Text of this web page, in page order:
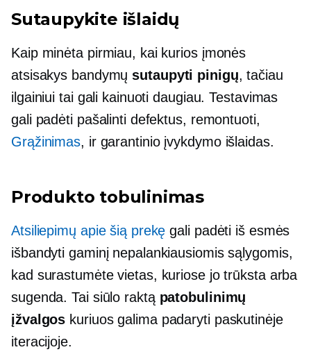
Sutaupykite išlaidų
Kaip minėta pirmiau, kai kurios įmonės
atsisakys bandymųsutaupyti pinigų, tačiau
ilgainiui tai gali kainuoti daugiau. Testavimas
gali padėti pašalinti defektus, remontuoti,
Grąžinimas, ir garantinio įvykdymo išlaidas.
Produkto tobulinimas
Atsiliepimų apie šią prekę gali padėti iš esmės
išbandyti gaminį nepalankiausiomis sąlygomis,
kad surastumėte vietas, kuriose jo trūksta arba
sugenda. Tai siūlo raktą patobulinimų
įžvalgos kuriuos galima padaryti paskutinėje
iteracijoje.